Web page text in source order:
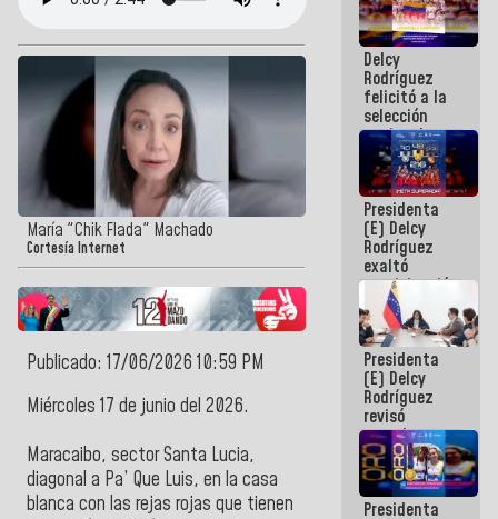
María "Chik Flada" Machado
Cortesía Internet
Publicado: 17/06/2026 10:59 PM
Miércoles 17 de junio del 2026.
Maracaibo, sector Santa Lucia,
diagonal a Pa’ Que Luis, en la casa
blanca con las rejas rojas que tienen
tras
terremoto
de 7,4
Delcy
Rodríguez
felicitó a la
selección
nacional
masculina
de voleibol
campeona
de la Copa
Panamericana
Sub-17
Presidenta
(E) Delcy
Rodríguez
exaltó
participación
de
Venezuela
en Juegos
Centroamericanos
y del Caribe
2026
Presidenta
(E) Delcy
Rodríguez
revisó
agenda
económica y
ejecución de
fondos de
emergencia
Presidenta